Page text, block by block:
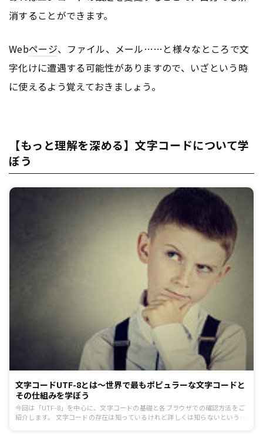
消することができます。
Webページ、ファイル、メール……と様々なところで文
字化けに遭遇する可能性がありますので、いざという時
に使えるよう覚えておきましょう。
【もっと理解を深める】文字コードについて学
ぼう
文字コードUTF-8とは〜世界で最もポピュラーな文字コードと
その仕組みを学ぼう
今回は「UTF-8」を中心に、文字コードの基礎と各ブラウザでの確認方法をご
紹介します。 文字コードの存在は知っているけれど詳しくは知らないという方